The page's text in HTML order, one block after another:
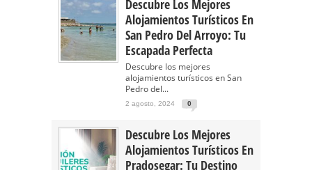
Descubre Los Mejores
Alojamientos Turísticos En
San Pedro Del Arroyo: Tu
Escapada Perfecta
Descubre los mejores
alojamientos turísticos en San
Pedro del...
2 agosto, 2024 0
Descubre Los Mejores
Alojamientos Turísticos En
Pradosegar: Tu Destino